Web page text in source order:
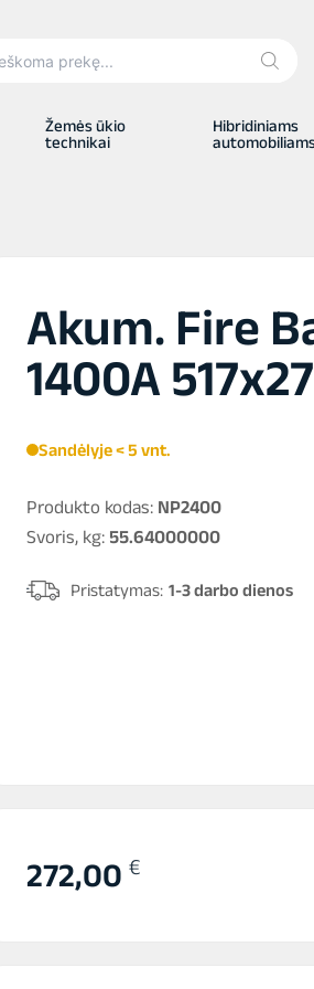
Žemės ūkio
technikai
Hibridiniams
Akum. Fire
1400A
Sandėlyje < 5 vnt.
Produkto kodas: NP2400
Svoris, kg: 55.64000000
Pristatymas: 1-3 darbo dienos
272,00 €